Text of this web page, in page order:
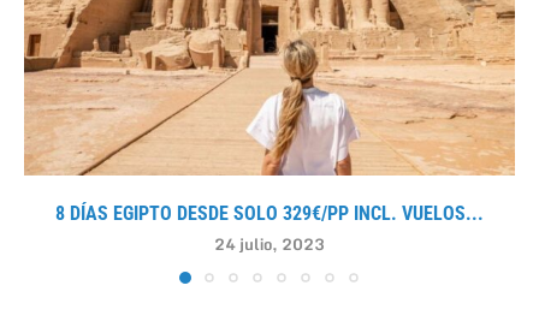
8 DÍAS EGIPTO DESDE SOLO 329€/PP INCL. VUELOS...
24 julio, 2023